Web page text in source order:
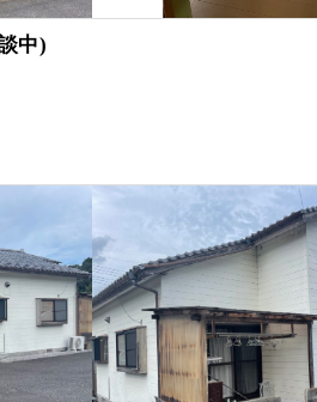
中)
？ お問い合わせは五ケ瀬不動産まで♪